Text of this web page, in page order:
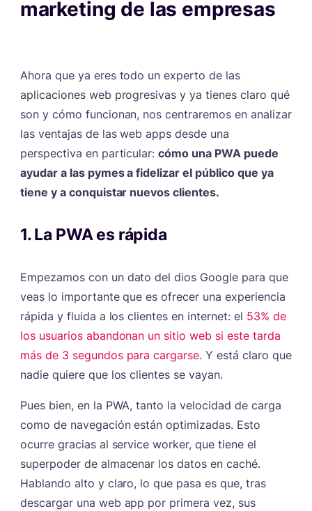
marketing de las empresas
Ahora que ya eres todo un experto de las
aplicaciones web progresivas y ya tienes claro qué
son y cómo funcionan, nos centraremos en analizar
las ventajas de las web apps desde una
perspectiva en particular:cómo una PWA puede
ayudar a las pymes a fidelizar el público que ya
tiene y a conquistar nuevos clientes.
1. La PWA es rápida
Empezamos con un dato del dios Google para que
veas lo importante que es ofrecer una experiencia
rápida y fluida a los clientes en internet: el 53% de
los usuarios abandonan un sitio web si este tarda
más de 3 segundos para cargarse. Y está claro que
nadie quiere que los clientes se vayan.
Pues bien, en la PWA, tanto la velocidad de carga
como de navegación están optimizadas. Esto
ocurre gracias al service worker, que tiene el
superpoder de almacenar los datos en caché.
Hablando alto y claro, lo que pasa es que, tras
descargar una web app por primera vez, sus